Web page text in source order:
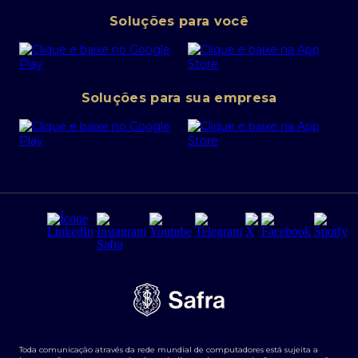
Canal de denúncias
Política de Segurança Cibernética
Portal da Privacidade
PRSAC
Regras e Parâmetros de Atuação Banco Safra
Segurança da Informação
Tarifas e serviços Pessoa Física
Transparência de remuneração
Abra sua conta PJ
SafraPay
Cartão Safra Empresas
Empréstimo e financiamentos PJ
Derivativos
Agronegócios
Soluções para você
Soluções para sua empresa
Toda comunicação através da rede mundial de computadores está sujeita a